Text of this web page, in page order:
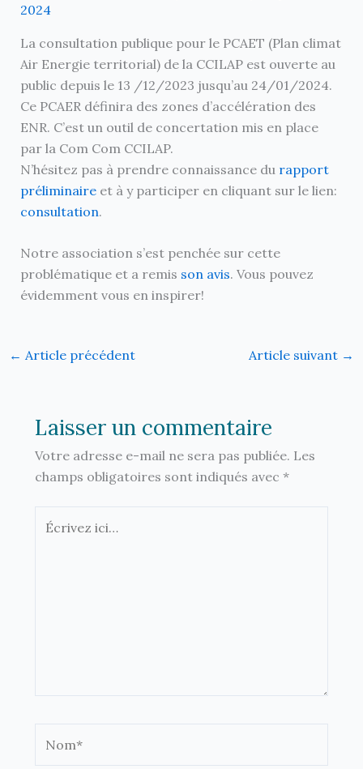
2024
La consultation publique pour le PCAET (Plan climat
Air Energie territorial) de la CCILAP est ouverte au
public depuis le 13 /12/2023 jusqu’au 24/01/2024.
Ce PCAER définira des zones d’accélération des
ENR. C’est un outil de concertation mis en place
par la Com Com CCILAP.
N’hésitez pas à prendre connaissance du rapport
préliminaireet à y participer en cliquant sur le lien:
consultation.
Notre association s’est penchée sur cette
problématique et a remis sonavis. Vous pouvez
évidemment vous en inspirer!
← Article précédent Article suivant →
Laisser un commentaire
Votre adresse e-mail ne sera pas publiée. Les
champs obligatoires sont indiqués avec *
Écrivez
ici…